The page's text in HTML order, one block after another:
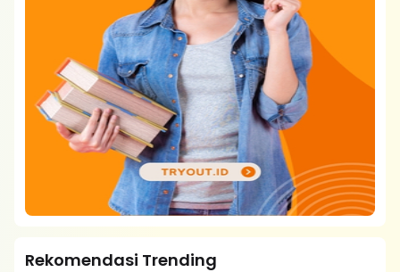
Rekomendasi Trending